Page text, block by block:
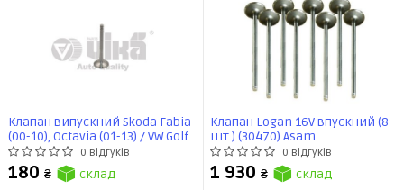
Клапан випускний Skoda Fabia
(00-10), Octavia (01-13) / VW Golf
(02-09), Jetta (06-11), Passat (03-
11), Touareg (03-10), T5 (06-10))
(11090212901) VIKA
0 відгуків
180 ₴ склад
Клапан Logan 16V впускний (8
шт.) (30470) Asam
0 відгуків
1 930 ₴ склад